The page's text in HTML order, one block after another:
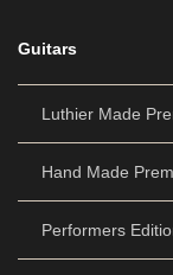
Guitars
Luthier Made
Hand Made
Performers